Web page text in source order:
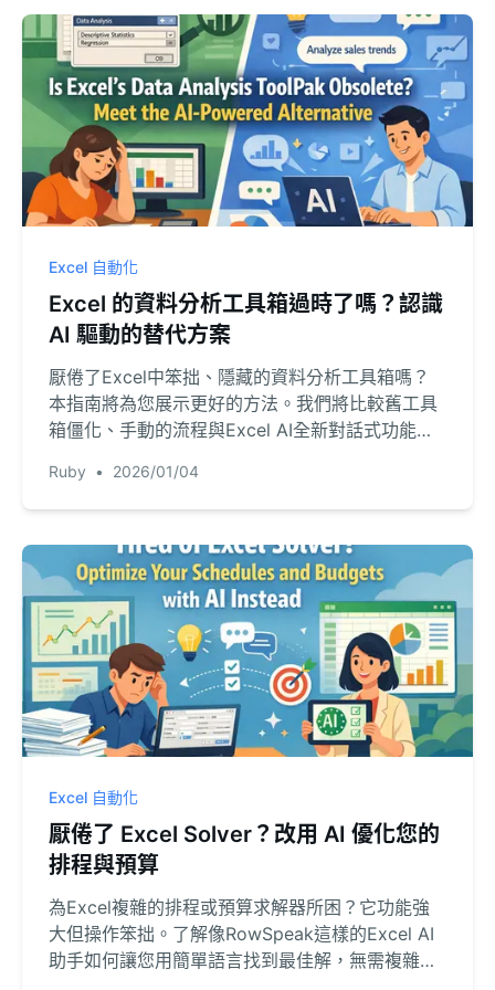
Excel 自動化
Excel 的資料分析工具箱過時了嗎？認識
AI 驅動的替代方案
厭倦了Excel中笨拙、隱藏的資料分析工具箱嗎？
本指南將為您展示更好的方法。我們將比較舊工具
箱僵化、手動的流程與Excel AI全新對話式功能的
Ruby • 2026/01/04
Excel 自動化
厭倦了 Excel Solver？改用 AI 優化您的
排程與預算
為Excel複雜的排程或預算求解器所困？它功能強
大但操作笨拙。了解像RowSpeak這樣的Excel AI
助手如何讓您用簡單語言找到最佳解，無需複雜對